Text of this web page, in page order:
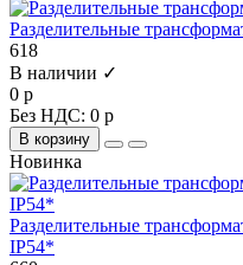
Разделительные
618
В наличии ✓
0 р
Без НДС: 0 р
В корзину
Новинка
Разделительные
IP54*